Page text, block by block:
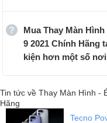
iPad Gen 9 2021 với
có thể quan sát cả
Bước 4: Dán tem, và
hàng có thể kiểm tra
Mua Thay Màn
9 2021 Chính Hãng
kiện hơn một số
Tin tức về Thay Màn Hình -
Hãng
Tecno